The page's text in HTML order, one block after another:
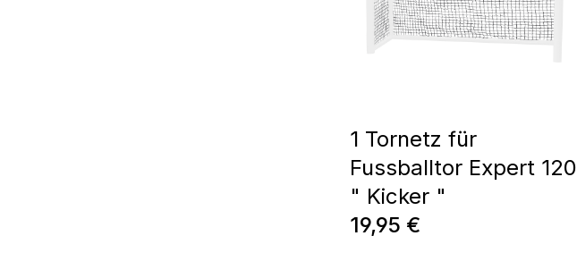
1 Tornetz für
Fussballtor Expert 120
" Kicker "
Regulärer Preis:
19,95 €